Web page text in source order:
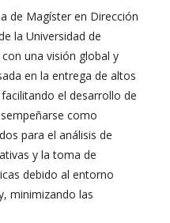
de Magíster en Dirección
la Universidad de
una visión global y
en la entrega de altos
el desarrollo de
como
para el análisis de
y la toma de
debido al entorno
minimizando las